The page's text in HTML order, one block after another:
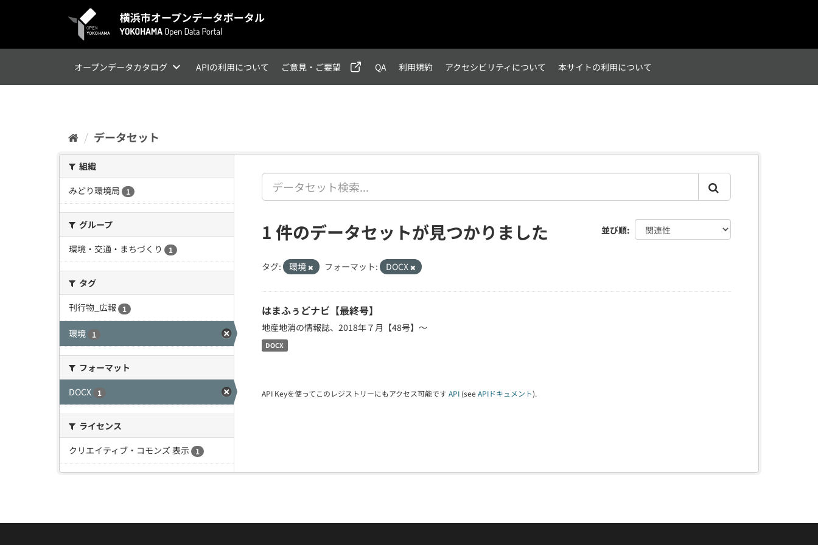
オープンデータカタログ APIの利用について ご意見・ご要望 QA 利用規約 アクセシビリティについて 本サイトの利用について
データセット
組織
みどり環境局
1
グループ
環境・交通・まちづくり
1
タグ
刊行物_広報
1
環境 1
フォーマット
DOCX
1
ライセンス
クリエイティブ・コモンズ 表示
1
並び順
1 件のデータセットが見つかりました
タグ: 環境 フォーマット: DOCX
はまふぅどナビ【最終号】
地産地消の情報誌、2018年７月【48号】～
DOCX
API Keyを使ってこのレジストリーにもアクセス可能です API (see APIドキュメント).